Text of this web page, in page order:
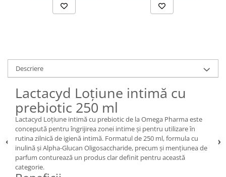
Descriere
Lactacyd Loțiune intimă cu
prebiotic 250 ml
Lactacyd Loțiune intimă cu prebiotic de la Omega Pharma este
concepută pentru îngrijirea zonei intime și pentru utilizare în
rutina zilnică de igienă intimă. Formatul de 250 ml, formula cu
inulină și Alpha-Glucan Oligosaccharide, precum și mențiunea de
parfum conturează un produs clar definit pentru această
categorie.